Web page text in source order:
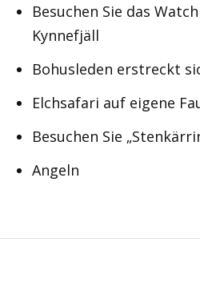
Besuchen Sie das
Kynnefjäll
Bohusleden erstreckt
Elchsafari auf eigene
Besuchen Sie
Angeln